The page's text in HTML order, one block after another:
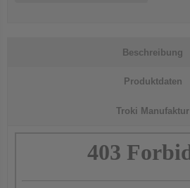
Beschreibung
Produktdaten
Troki Manufaktur